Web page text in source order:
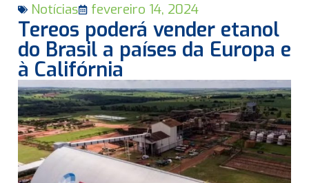
Notícias fevereiro 14, 2024
Tereos poderá vender etanol
do Brasil a países da Europa e
à Califórnia